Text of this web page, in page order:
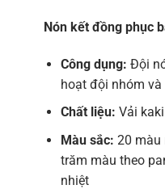
Nón kết đồng phục
Công dụng: Đội
hoạt đội nhóm
Chất liệu: Vải
Màu sắc: 20 màu
trăm màu theo
nhiệt